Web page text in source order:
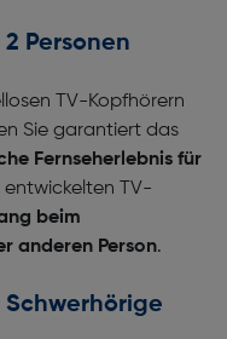
Personen
TV-Kopfhörern
Sie garantiert das
Fernseherlebnis für
entwickelten TV-
beim
anderen Person.